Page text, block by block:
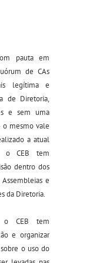
pauta em
de CAs
legítima e
de Diretoria,
e sem uma
o mesmo vale
a atual
o CEB tem
dentro dos
e
da Diretoria.
o CEB tem
e organizar
o uso do